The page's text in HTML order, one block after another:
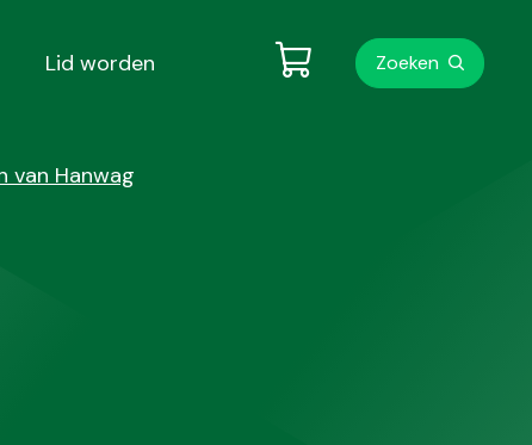
Lid worden Zoeken
van Hanwag